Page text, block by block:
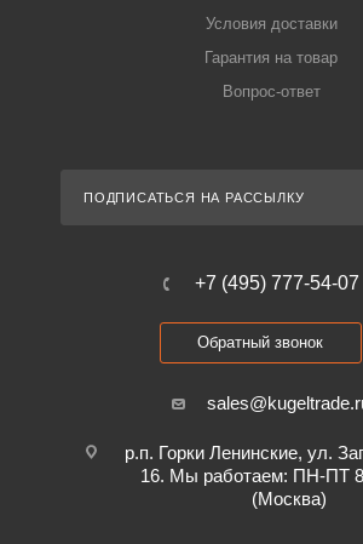
Условия доставки
Гарантия на товар
Вопрос-ответ
ПОДПИСАТЬСЯ НА РАССЫЛКУ
+7 (495) 777-54-07
Обратный звонок
р.п. Горки Ленинские, ул.
16. Мы работаем: ПН-ПТ
(Москва)